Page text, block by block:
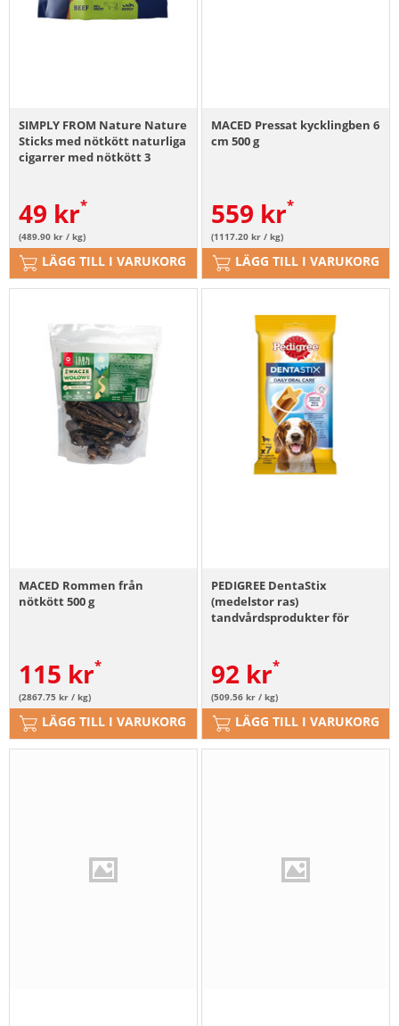
SIMPLY FROM Nature Nature
Sticks med nötkött naturliga
cigarrer med nötkött 3
49 kr
(489.90 kr / kg)
LÄGG TILL I VARUKORG
MACED Pressat kycklingben 6
cm 500 g
559 kr
(1117.20 kr / kg)
LÄGG TILL I VARUKORG
MACED Rommen från
nötkött 500 g
115 kr
(2867.75 kr / kg)
LÄGG TILL I VARUKORG
PEDIGREE DentaStix
(medelstor ras)
tandvårdsprodukter för
92 kr
(509.56 kr / kg)
LÄGG TILL I VARUKORG